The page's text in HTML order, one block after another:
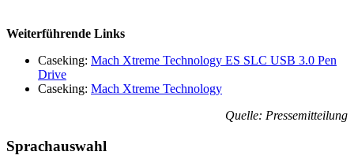
Weiterführende Links
Caseking: Mach Xtreme Technology ES SLC USB 3.0 Pen
Drive
Caseking: Mach Xtreme Technology
Quelle: Pressemitteilung
Sprachauswahl